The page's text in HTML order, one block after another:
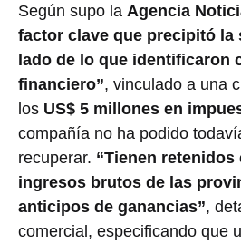
Según supo la Agencia
factor clave que precipitó la
lado de lo que identificaron
financiero”, vinculado a una
los US$ 5 millones en
compañía no ha podido
recuperar. “Tienen retenidos
ingresos brutos de las
anticipos de ganancias”,
comercial, especificando que